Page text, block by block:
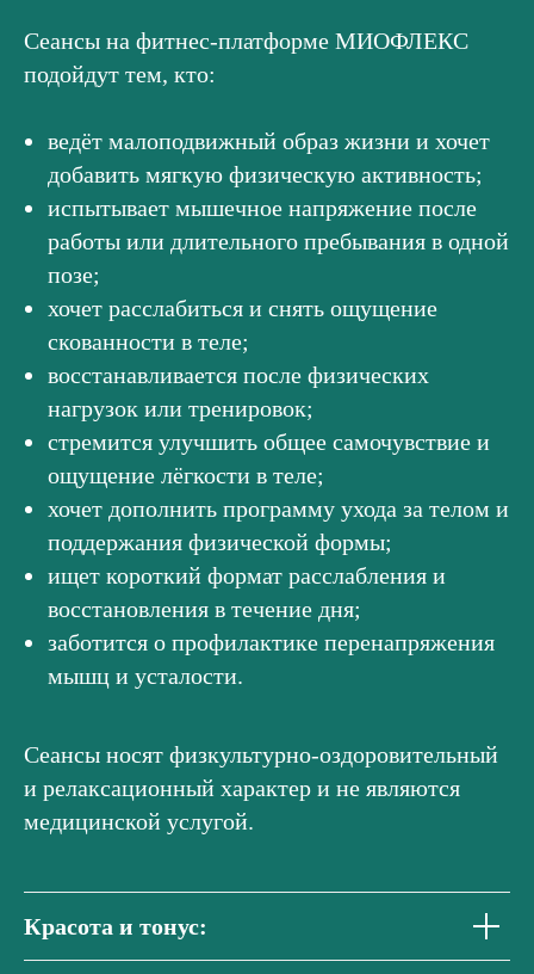
Сеансы на фитнес-платформе МИОФЛЕКС
подойдут тем, кто:
ведёт малоподвижный образ жизни и хочет
добавить мягкую физическую активность;
испытывает мышечное напряжение после
работы или длительного пребывания в одной
позе;
хочет расслабиться и снять ощущение
скованности в теле;
восстанавливается после физических
нагрузок или тренировок;
стремится улучшить общее самочувствие и
ощущение лёгкости в теле;
хочет дополнить программу ухода за телом и
поддержания физической формы;
ищет короткий формат расслабления и
восстановления в течение дня;
заботится о профилактике перенапряжения
мышц и усталости.
Сеансы носят физкультурно-оздоровительный
и релаксационный характер и не являются
медицинской услугой.
Красота и тонус: